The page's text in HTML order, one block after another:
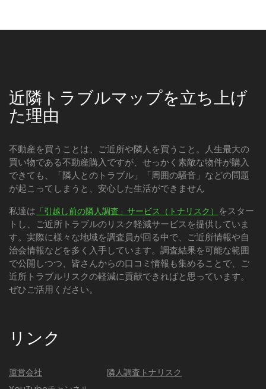
近隣トラブルマップを立ち上げ
た理由
不動産を買うことは、ご近所や隣人を買うこと。人生最大の
買い物である不動産購入ですが、せっかく素敵な物件が購入
できても、「隣人とのトラブル」「周囲の騒音」などの問題
が起こってしまうと、安心した生活ができません
私達は 「引越し前の隣人調査」サービス（トナリスク） をスター
トし、ご近所トラブルのリスク軽減サービスを提供していま
す。実際に様々な地域を調査員が回る中で、ご近所情報や自
治会情報などを多く入手しています。調査結果を可能な範囲
で公開しつつ、皆さんからの口コミ情報も集めることで、ご
近所トラブルリスクの軽減に貢献できればと思っています。
ぜひご活用ください。
リンク
運営会社
隣人調査トナリスク